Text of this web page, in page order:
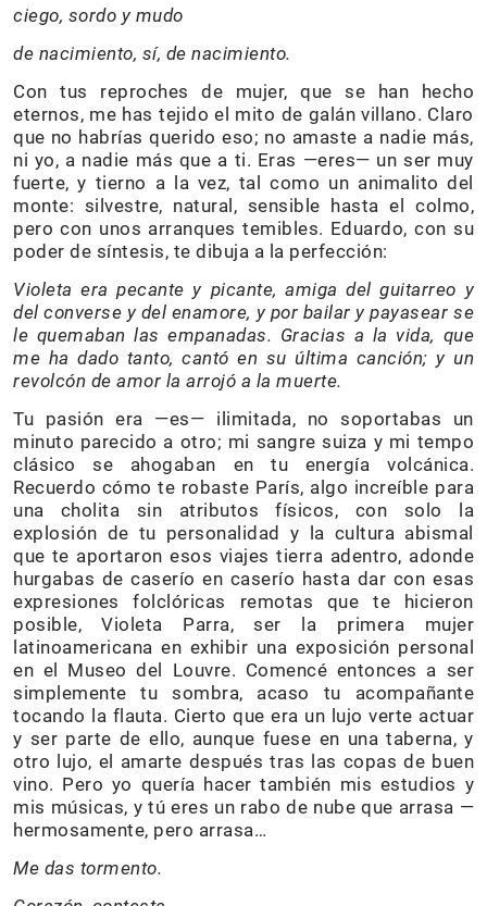
ciego, sordo y mudo
de nacimiento, sí, de nacimiento.
Con tus reproches de mujer, que se han hecho
eternos, me has tejido el mito de galán villano. Claro
que no habrías querido eso; no amaste a nadie más,
ni yo, a nadie más que a ti. Eras —eres— un ser muy
fuerte, y tierno a la vez, tal como un animalito del
monte: silvestre, natural, sensible hasta el colmo,
pero con unos arranques temibles. Eduardo, con su
poder de síntesis, te dibuja a la perfección:
Violeta era pecante y picante, amiga del guitarreo y
del converse y del enamore, y por bailar y payasear se
le quemaban las empanadas. Gracias a la vida, que
me ha dado tanto, cantó en su última canción; y un
revolcón de amor la arrojó a la muerte.
Tu pasión era —es— ilimitada, no soportabas un
minuto parecido a otro; mi sangre suiza y mi tempo
clásico se ahogaban en tu energía volcánica.
Recuerdo cómo te robaste París, algo increíble para
una cholita sin atributos físicos, con solo la
explosión de tu personalidad y la cultura abismal
que te aportaron esos viajes tierra adentro, adonde
hurgabas de caserío en caserío hasta dar con esas
expresiones folclóricas remotas que te hicieron
posible, Violeta Parra, ser la primera mujer
latinoamericana en exhibir una exposición personal
en el Museo del Louvre. Comencé entonces a ser
simplemente tu sombra, acaso tu acompañante
tocando la flauta. Cierto que era un lujo verte actuar
y ser parte de ello, aunque fuese en una taberna, y
otro lujo, el amarte después tras las copas de buen
vino. Pero yo quería hacer también mis estudios y
mis músicas, y tú eres un rabo de nube que arrasa —
hermosamente, pero arrasa…
Me das tormento.